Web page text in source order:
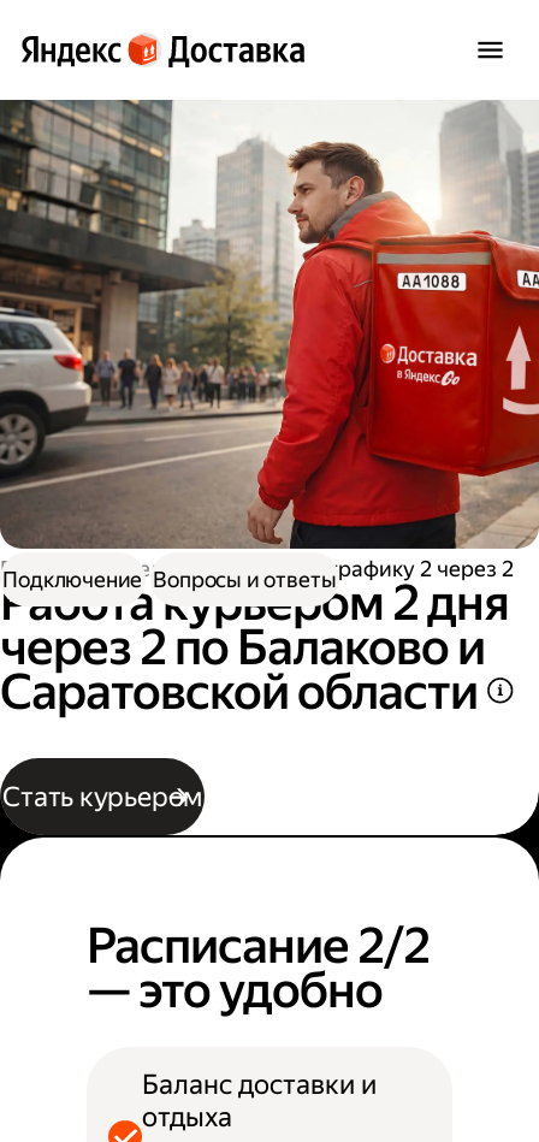
Работа водителем Работа по графику 2 через 2
Работа курьером 2 дня
через 2 по Балаково и
Саратовской области
Стать курьером
Подключение Вопросы и ответы
Расписание 2/2
— это удобно
Баланс доставки и
отдыха